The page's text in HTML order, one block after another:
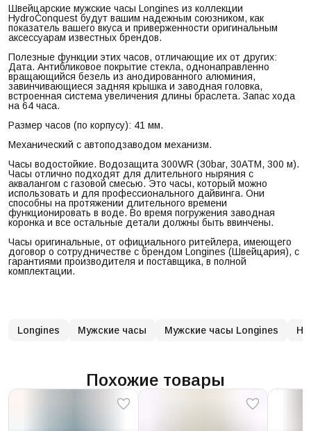
Швейцарские мужские часы Longines из коллекции
HydroConquest будут вашим надежным союзником, как
показатель вашего вкуса и приверженности оригинальным
аксессуарам известных брендов.
Полезные функции этих часов, отличающие их от других:
Дата. Антибликовое покрытие стекла, однонаправленно
вращающийся безель из анодированного алюминия,
завинчивающиеся задняя крышка и заводная головка,
встроенная система увеличения длины браслета. Запас хода
на 64 часа.
Размер часов (по корпусу): 41 мм.
Механический с автоподзаводом механизм.
Часы водостойкие. Водозащита 300WR (30bar, 30ATM, 300 м).
Часы отлично подходят для длительного ныряния с
аквалангом с газовой смесью. Это часы, который можно
использовать и для профессионального дайвинга. Они
способны на протяжении длительного времени
функционировать в воде. Во время погружения заводная
коронка и все остальные детали должны быть ввинчены.
Часы оригинальные, от официального ритейлера, имеющего
договор о сотрудничестве с брендом Longines (Швейцария), с
гарантиями производителя и поставщика, в полной
комплектации.
Longines Мужские часы Мужские часы Longines
Похожие товары